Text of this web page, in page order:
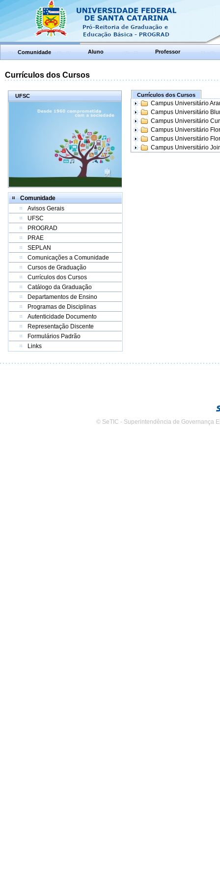
Comunidade Aluno Professor
Currículos dos Cursos
UFSC
Comunidade
Avisos Gerais
UFSC
PROGRAD
PRAE
SEPLAN
Comunicações a Comunidade
Cursos de Graduação
Currículos dos Cursos
Catálogo da Graduação
Departamentos de Ensino
Programas de Disciplinas
Autenticidade Documento
Representação Discente
Formulários Padrão
Links
Currículos dos Cursos
Campus Universitário
Campus Universitário
Campus Universitário
Campus Universitário
Campus Universitário
Campus Universitário
© SeTIC - Superintendência de Governança